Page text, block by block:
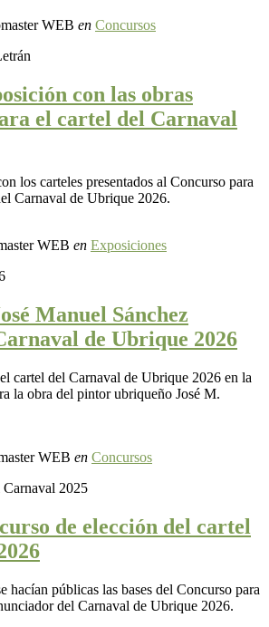
WEB en Concursos
con las obras
el cartel del Carnaval
los carteles presentados al Concurso para
Carnaval de Ubrique 2026.
WEB en Exposiciones
Manuel Sánchez
de Ubrique 2026
cartel del Carnaval de Ubrique 2026 en la
la obra del pintor ubriqueño José M.
WEB en Concursos
de elección del cartel
hacían públicas las bases del Concurso para
del Carnaval de Ubrique 2026.